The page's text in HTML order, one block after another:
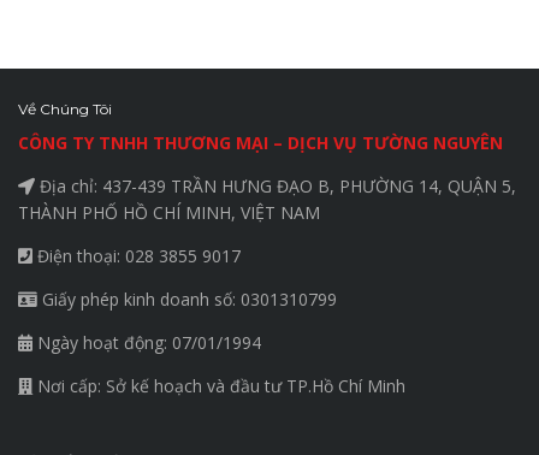
Về Chúng Tôi
CÔNG TY TNHH THƯƠNG MẠI – DỊCH VỤ TƯỜNG NGUYÊN
Địa chỉ: 437-439 TRẦN HƯNG ĐẠO B, PHƯỜNG 14, QUẬN 5,
THÀNH PHỐ HỒ CHÍ MINH, VIỆT NAM
Điện thoại: 028 3855 9017
Giấy phép kinh doanh số: 0301310799
Ngày hoạt động: 07/01/1994
Nơi cấp: Sở kế hoạch và đầu tư TP.Hồ Chí Minh